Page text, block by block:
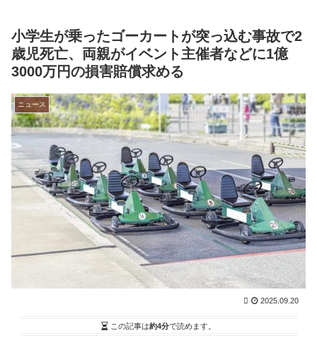
論ｗｗｗｗｗｗｗｗ / NEWまとめサイトアンテナ！
NEW! (8/6 14:40)
【画像】倉科カナさん(37)の身体、刺激が強すぎるｗ
ｗｗｗｗｗｗｗｗｗｗｗｗｗ / NEWまとめサイトアンテ
【衝撃】名作『ルパン三世』のガチで怖い話を聞いて
ワイ震えが止まらない…これは…怖すぎる… / NEWまと
めサイトアンテナ！ NEW! (8/6 14:34)
【悲報】Google、Geminiが大赤字ｗｗｗｗｗｗｗｗｗ
/ NEWまとめサイトアンテナ！ NEW! (8/6 14:30)
【画像】ヨッメがエアコンに謎の装置を取り付け始め
たんやが / NEWまとめサイトアンテナ！
NEW! (8/6 14:30)
日本酒とかいう美味すぎる酒 / VIP・ネタ・オールジャ
ンル – New World Antenna NEW! (8/6 14:27)
【阪神】暗黒期を知らない新世代の若虎ファン！黄金
期しか知らない現代のファン事情と驚きのリアル / 2ch
まとめアンテナ！
NEW! (8/6 11:47)
後藤真希(15)に告白されたらどうする？画像 / 2chまと
めアンテナ！ NEW! (8/6 11:47)
【プロ野球】強すぎるソフトバンクの一人勝ち？パリ
/ 2chまとめアンテナ！ NEW!
小学生が乗ったゴーカートが突っ込む事故で2
歳児死亡、両親がイベント主催者などに1億
3000万円の損害賠償求める
ニュース
2025.09.20
この記事は約4分で読めます。